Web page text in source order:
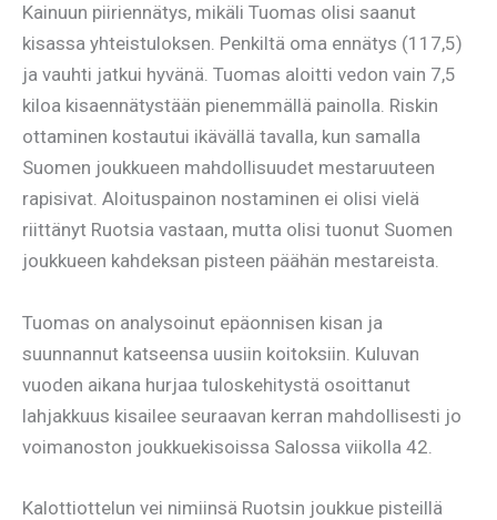
Kainuun piiriennätys, mikäli Tuomas olisi saanut
kisassa yhteistuloksen. Penkiltä oma ennätys (117,5)
ja vauhti jatkui hyvänä. Tuomas aloitti vedon vain 7,5
kiloa kisaennätystään pienemmällä painolla. Riskin
ottaminen kostautui ikävällä tavalla, kun samalla
Suomen joukkueen mahdollisuudet mestaruuteen
rapisivat. Aloituspainon nostaminen ei olisi vielä
riittänyt Ruotsia vastaan, mutta olisi tuonut Suomen
joukkueen kahdeksan pisteen päähän mestareista.
Tuomas on analysoinut epäonnisen kisan ja
suunnannut katseensa uusiin koitoksiin. Kuluvan
vuoden aikana hurjaa tuloskehitystä osoittanut
lahjakkuus kisailee seuraavan kerran mahdollisesti jo
voimanoston joukkuekisoissa Salossa viikolla 42.
Kalottiottelun vei nimiinsä Ruotsin joukkue pisteillä